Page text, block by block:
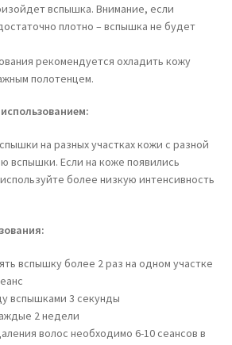
вспышка. Внимание, если
плотно – вспышка не будет
рекомендуется охладить кожу
полотенцем.
на разных участках кожи с разной
вспышки. Если на коже появились
более низкую интенсивность
вспышку более 2 раз на одном участке
вспышками 3 секунды
2 недели
волос необходимо 6-10 сеансов в